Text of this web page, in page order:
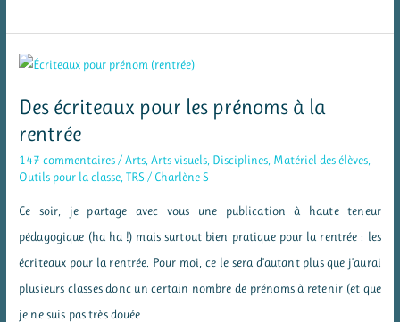
porte-
à
colorier
Des écriteaux pour les prénoms à la
rentrée
147 commentaires /Arts ,Arts visuels Disciplines Matériel des élèves
Outils pour la classe ,TRS / Charlène S
Ce soir, je partage avec vous une publication à haute teneur
pédagogique (ha ha !) mais surtout bien pratique pour la rentrée : les
écriteaux pour la rentrée. Pour moi, ce le sera d’autant plus que j’aurai
plusieurs classes donc un certain nombre de prénoms à retenir (et que
je ne suis pas très douée